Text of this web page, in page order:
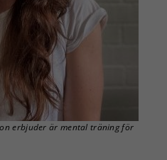
erbjuder är mental träning för